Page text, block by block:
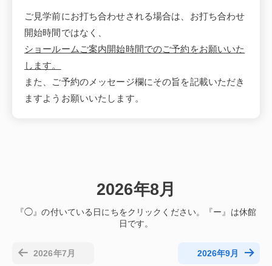
ご見学前にお打ち合わせされる場合は、お打ち合わせ
開始時間ではなく、
ショールームご案内開始時間でのご予約をお願いいた
します。
また、ご予約のメッセージ欄にその旨を記載いただき
ますようお願いいたします。
2026年8月
2026年7月 2026年9月